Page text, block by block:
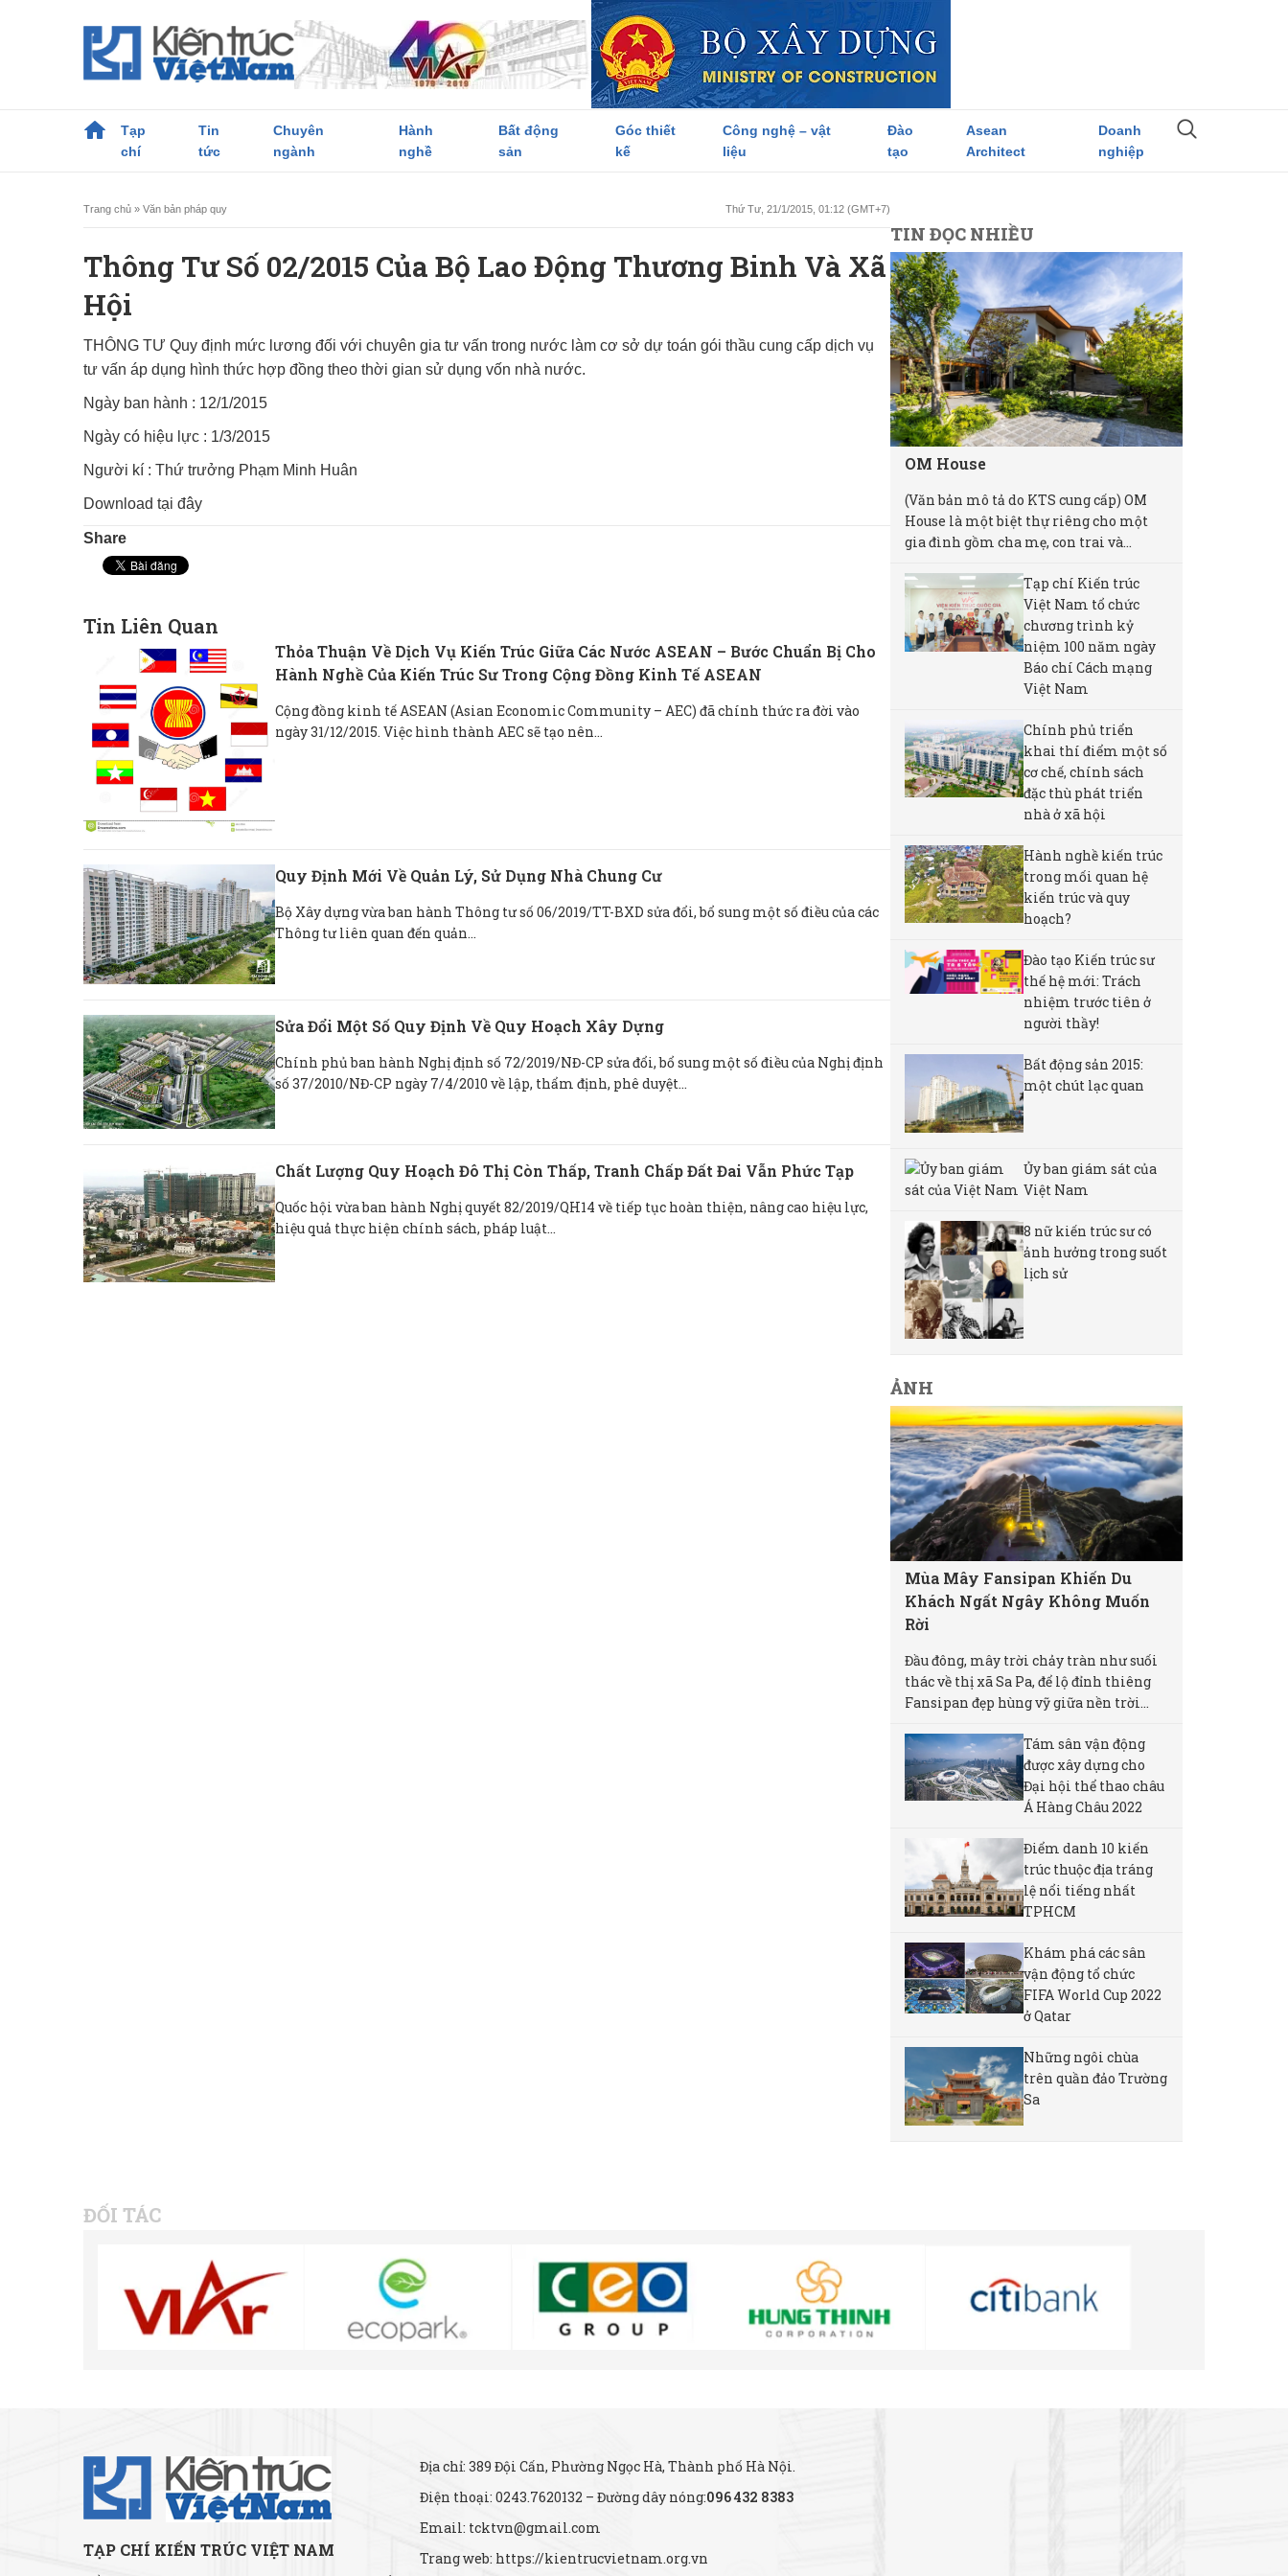
Tạp
chí
Tin
tức
Chuyên
ngành
Hành
nghề
Bất động
sản
Góc thiết
kế
Công nghệ – vật
liệu
Đào
tạo
Asean
Architect
Doanh
nghiệp
Trang chủ » Văn bản pháp quy Thứ Tư, 21/1/2015, 01:12 (GMT+7)
Thông Tư Số 02/2015 Của Bộ Lao Động Thương Binh Và Xã
Hội
THÔNG TƯ Quy định mức lương đối với chuyên gia tư vấn trong nước làm cơ sở dự toán gói thầu cung cấp dịch vụ
tư vấn áp dụng hình thức hợp đồng theo thời gian sử dụng vốn nhà nước.
Ngày ban hành : 12/1/2015
Ngày có hiệu lực : 1/3/2015
Người kí : Thứ trưởng Phạm Minh Huân
Download tại đây
Share
Tin Liên Quan
Thỏa Thuận Về Dịch Vụ Kiến Trúc Giữa Các Nước ASEAN – Bước Chuẩn Bị Cho
Hành Nghề Của Kiến Trúc Sư Trong Cộng Đồng Kinh Tế ASEAN
Cộng đồng kinh tế ASEAN (Asian Economic Community – AEC) đã chính thức ra đời vào
ngày 31/12/2015. Việc hình thành AEC sẽ tạo nên...
Quy Định Mới Về Quản Lý, Sử Dụng Nhà Chung Cư
Bộ Xây dựng vừa ban hành Thông tư số 06/2019/TT-BXD sửa đổi, bổ sung một số điều của các
Thông tư liên quan đến quản...
Sửa Đổi Một Số Quy Định Về Quy Hoạch Xây Dựng
Chính phủ ban hành Nghị định số 72/2019/NĐ-CP sửa đổi, bổ sung một số điều của Nghị định
số 37/2010/NĐ-CP ngày 7/4/2010 về lập, thẩm định, phê duyệt...
Chất Lượng Quy Hoạch Đô Thị Còn Thấp, Tranh Chấp Đất Đai Vẫn Phức Tạp
Quốc hội vừa ban hành Nghị quyết 82/2019/QH14 về tiếp tục hoàn thiện, nâng cao hiệu lực,
hiệu quả thực hiện chính sách, pháp luật...
TIN ĐỌC NHIỀU
OM House
(Văn bản mô tả do KTS cung cấp) OM
House là một biệt thự riêng cho một
gia đình gồm cha mẹ, con trai và...
Tạp chí Kiến trúc
Việt Nam tổ chức
chương trình kỷ
niệm 100 năm ngày
Báo chí Cách mạng
Việt Nam
Chính phủ triển
khai thí điểm một số
cơ chế, chính sách
đặc thù phát triển
nhà ở xã hội
Hành nghề kiến trúc
trong mối quan hệ
kiến trúc và quy
hoạch?
Đào tạo Kiến trúc sư
thế hệ mới: Trách
nhiệm trước tiên ở
người thầy!
Bất động sản 2015:
một chút lạc quan
Ủy ban giám sát của
Việt Nam
8 nữ kiến ​​trúc sư có
ảnh hưởng trong suốt
lịch sử
ẢNH
Mùa Mây Fansipan Khiến Du
Khách Ngất Ngây Không Muốn
Rời
Đầu đông, mây trời chảy tràn như suối
thác về thị xã Sa Pa, để lộ đỉnh thiêng
Fansipan đẹp hùng vỹ giữa nền trời...
Tám sân vận động
được xây dựng cho
Đại hội thể thao châu
Á Hàng Châu 2022
Điểm danh 10 kiến
trúc thuộc địa tráng
lệ nổi tiếng nhất
TPHCM
Khám phá các sân
vận động tổ chức
FIFA World Cup 2022
ở Qatar
Những ngôi chùa
trên quần đảo Trường
Sa
ĐỐI TÁC
TẠP CHÍ KIẾN TRÚC VIỆT NAM
Địa chỉ: 389 Đội Cấn, Phường Ngọc Hà, Thành phố Hà Nội.
Điện thoại: 0243.7620132 – Đường dây nóng:096 432 8383
Email: tcktvn@gmail.com
Trang web: https://kientrucvietnam.org.vn